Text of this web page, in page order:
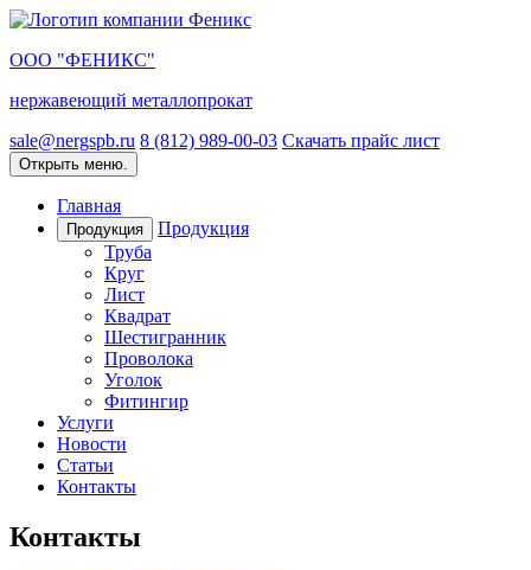
ООО "ФЕНИКС"
нержавеющий металлопрокат
sale@nergspb.ru 8 (812) 989-00-03 Скачать прайс лист
Открыть меню.
Главная
Продукция
Продукция
Труба
Круг
Лист
Квадрат
Шестигранник
Проволока
Уголок
Фитингир
Услуги
Новости
Статьи
Контакты
Контакты